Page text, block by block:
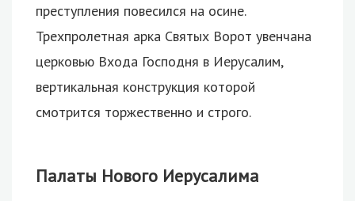
преступления повесился на осине.
Трехпролетная арка Святых Ворот увенчана
церковью Входа Господня в Иерусалим,
вертикальная конструкция которой
смотрится торжественно и строго.
Палаты Нового Иерусалима